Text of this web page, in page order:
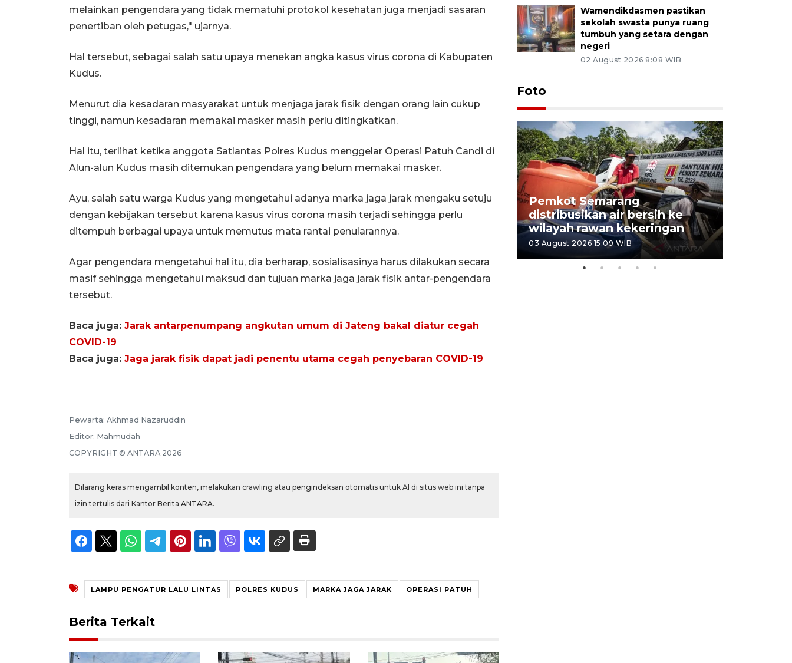
melainkan pengendara yang tidak mematuhi protokol kesehatan juga menjadi sasaran
penertiban oleh petugas," ujarnya.
Hal tersebut, sebagai salah satu upaya menekan angka kasus virus corona di Kabupaten
Kudus.
Menurut dia kesadaran masyarakat untuk menjaga jarak fisik dengan orang lain cukup
tinggi, namun kesadaran memakai masker masih perlu ditingkatkan.
Hal itu, terlihat ketika anggota Satlantas Polres Kudus menggelar Operasi Patuh Candi di
Alun-alun Kudus masih ditemukan pengendara yang belum memakai masker.
Ayu, salah satu warga Kudus yang mengetahui adanya marka jaga jarak mengaku setuju
dengan kebijakan tersebut karena kasus virus corona masih terjadi sehingga perlu
ditempuh berbagai upaya untuk memutus mata rantai penularannya.
Agar pengendara mengetahui hal itu, dia berharap, sosialisasinya harus dilakukan secara
masif sehingga mengetahui maksud dan tujuan marka jaga jarak fisik antar-pengendara
tersebut.
Baca juga: Jarak antarpenumpang angkutan umum di Jateng bakal diatur cegah
COVID-19
Baca juga: Jaga jarak fisik dapat jadi penentu utama cegah penyebaran COVID-19
Pewarta: Akhmad Nazaruddin
Editor: Mahmudah
COPYRIGHT © ANTARA 2026
Dilarang keras mengambil konten, melakukan crawling atau pengindeksan otomatis untuk AI di situs web ini tanpa
izin tertulis dari Kantor Berita ANTARA.
LAMPU PENGATUR LALU LINTAS POLRES KUDUS MARKA JAGA JARAK OPERASI PATUH
Berita Terkait
Wamendikdasmen pastikan
sekolah swasta punya ruang
tumbuh yang setara dengan
negeri
02 August 2026 8:08 WIB
Foto
Kemarau memuncak, air
Waduk Delingan Karanganyar
menyusut
Pemkot Semarang
distribusikan air bersih ke
wilayah rawan kekeringan
03 August 2026 15:09 WIB